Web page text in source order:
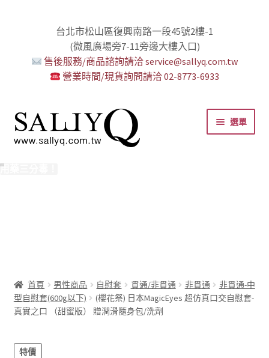
台北市松山區復興南路一段45號2樓-1
(微風廣場旁7-11旁邊大樓入口)
售後服務/商品諮詢請洽 service@sallyq.com.tw
營業時間/現貨詢問請洽 02-8773-6933
跳
至
導
跳
至
主
選單
推薦給初心者！
用藥三分毒！
絕對拘束、絕對快感！
野外調教專區請點我！
零卡分期小額支付!
高潮小哥哥！
免下車也可以購物！
時尚真皮Ｋ金手腳環+短鏈
K金綺娜情趣時尚組
嘗試輕柔的SM，你要一起嗎？
Bess2 買1送4毫無冷場！
免洗潤滑 快適生活提案者
小兔乳夾 遠端遙控想壞壞！
雙悅彎 建立你的多重高潮宇宙！
蜜穴攪拌棒 瞄準性感的私密區域
男人，也該犒賞自己了！
門市消費送時尚收納包
出貨調整公告
人氣男優情慾寫真
SallyQ老師客製化語音服務
首頁 男性商品 自慰套 貫通/非貫通 非貫通
非貫通-中
型自慰套(600g以下)
(櫻花祭) 日本MagicEyes 超仿真口交自慰套-
真實之口 （甜蜜版） 贈潤滑隨身包/洗劑
特價